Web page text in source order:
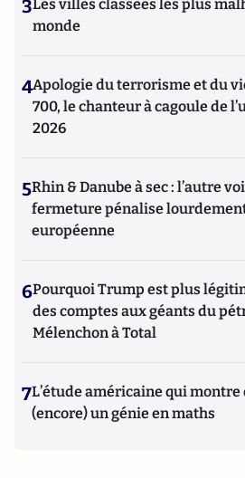
3Les villes classées les plus
monde
4Apologie du terrorisme et du
700, le chanteur à cagoule de
2026
5Rhin & Danube à sec : l’autre
fermeture pénalise
européenne
6Pourquoi Trump est plus
des comptes aux géants du
Mélenchon à Total
7L’étude américaine qui montre
(encore) un génie en maths